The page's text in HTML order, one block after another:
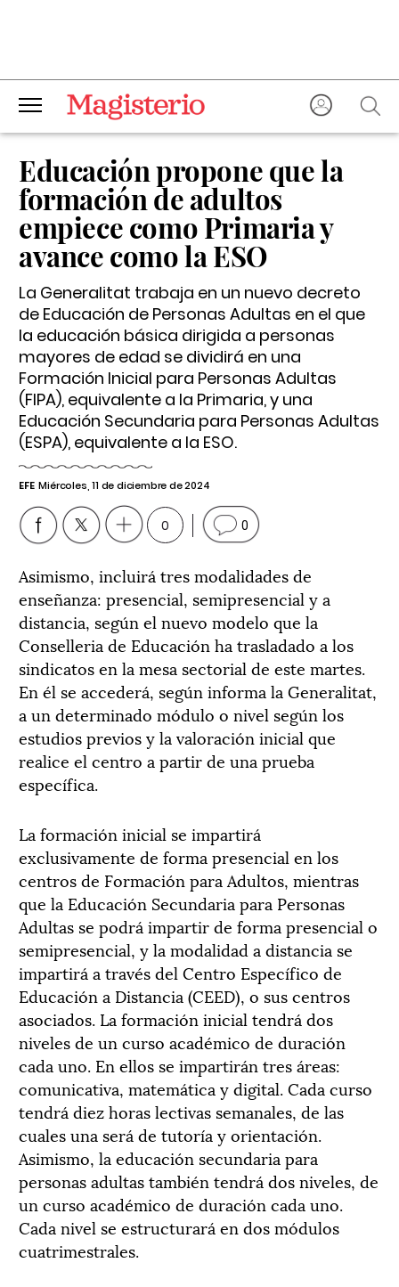
Educación propone que la
formación de adultos
empiece como Primaria y
avance como la ESO
La Generalitat trabaja en un nuevo decreto
de Educación de Personas Adultas en el que
la educación básica dirigida a personas
mayores de edad se dividirá en una
Formación Inicial para Personas Adultas
(FIPA), equivalente a la Primaria, y una
Educación Secundaria para Personas Adultas
(ESPA), equivalente a la ESO.
EFE Miércoles, 11 de diciembre de 2024
0 0
Asimismo, incluirá tres modalidades de
enseñanza: presencial, semipresencial y a
distancia, según el nuevo modelo que la
Conselleria de Educación ha trasladado a los
sindicatos en la mesa sectorial de este martes.
En él se accederá, según informa la Generalitat,
a un determinado módulo o nivel según los
estudios previos y la valoración inicial que
realice el centro a partir de una prueba
específica.
La formación inicial se impartirá
exclusivamente de forma presencial en los
centros de Formación para Adultos, mientras
que la Educación Secundaria para Personas
Adultas se podrá impartir de forma presencial o
semipresencial, y la modalidad a distancia se
impartirá a través del Centro Específico de
Educación a Distancia (CEED), o sus centros
asociados. La formación inicial tendrá dos
niveles de un curso académico de duración
cada uno. En ellos se impartirán tres áreas:
comunicativa, matemática y digital. Cada curso
tendrá diez horas lectivas semanales, de las
cuales una será de tutoría y orientación.
Asimismo, la educación secundaria para
personas adultas también tendrá dos niveles, de
un curso académico de duración cada uno.
Cada nivel se estructurará en dos módulos
cuatrimestrales.